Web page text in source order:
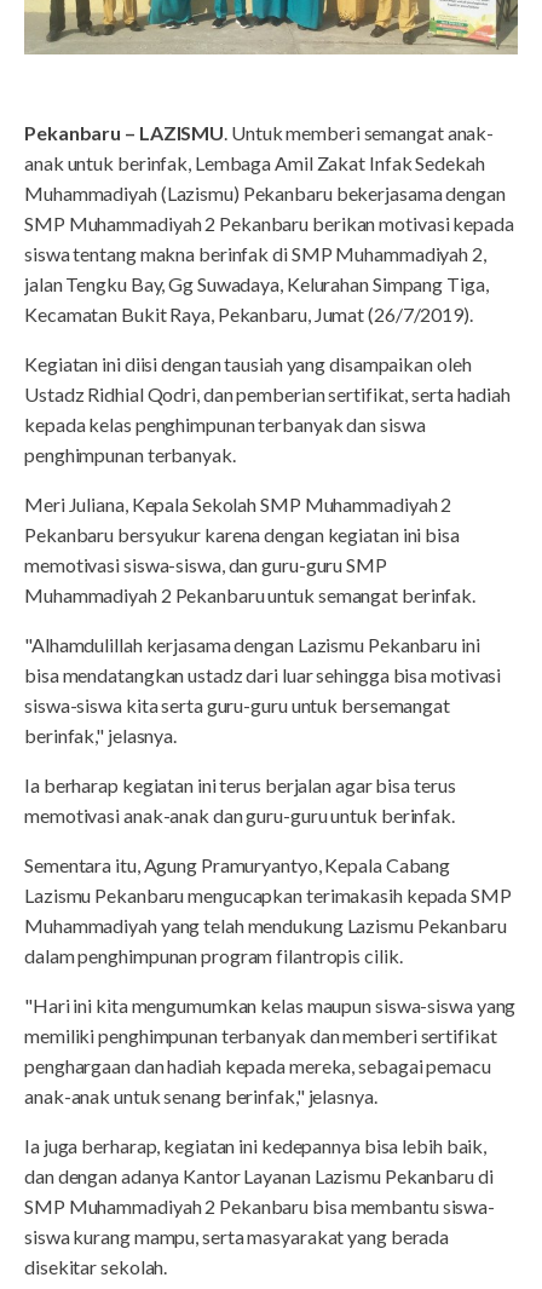
Pekanbaru – LAZISMU. Untuk memberi semangat anak-
anak untuk berinfak, Lembaga Amil Zakat Infak Sedekah
Muhammadiyah (Lazismu) Pekanbaru bekerjasama dengan
SMP Muhammadiyah 2 Pekanbaru berikan motivasi kepada
siswa tentang makna berinfak di SMP Muhammadiyah 2,
jalan Tengku Bay, Gg Suwadaya, Kelurahan Simpang Tiga,
Kecamatan Bukit Raya, Pekanbaru, Jumat (26/7/2019).
Kegiatan ini diisi dengan tausiah yang disampaikan oleh
Ustadz Ridhial Qodri, dan pemberian sertifikat, serta hadiah
kepada kelas penghimpunan terbanyak dan siswa
penghimpunan terbanyak.
Meri Juliana, Kepala Sekolah SMP Muhammadiyah 2
Pekanbaru bersyukur karena dengan kegiatan ini bisa
memotivasi siswa-siswa, dan guru-guru SMP
Muhammadiyah 2 Pekanbaru untuk semangat berinfak.
"Alhamdulillah kerjasama dengan Lazismu Pekanbaru ini
bisa mendatangkan ustadz dari luar sehingga bisa motivasi
siswa-siswa kita serta guru-guru untuk bersemangat
berinfak," jelasnya.
Ia berharap kegiatan ini terus berjalan agar bisa terus
memotivasi anak-anak dan guru-guru untuk berinfak.
Sementara itu, Agung Pramuryantyo, Kepala Cabang
Lazismu Pekanbaru mengucapkan terimakasih kepada SMP
Muhammadiyah yang telah mendukung Lazismu Pekanbaru
dalam penghimpunan program filantropis cilik.
"Hari ini kita mengumumkan kelas maupun siswa-siswa yang
memiliki penghimpunan terbanyak dan memberi sertifikat
penghargaan dan hadiah kepada mereka, sebagai pemacu
anak-anak untuk senang berinfak," jelasnya.
Ia juga berharap, kegiatan ini kedepannya bisa lebih baik,
dan dengan adanya Kantor Layanan Lazismu Pekanbaru di
SMP Muhammadiyah 2 Pekanbaru bisa membantu siswa-
siswa kurang mampu, serta masyarakat yang berada
disekitar sekolah.